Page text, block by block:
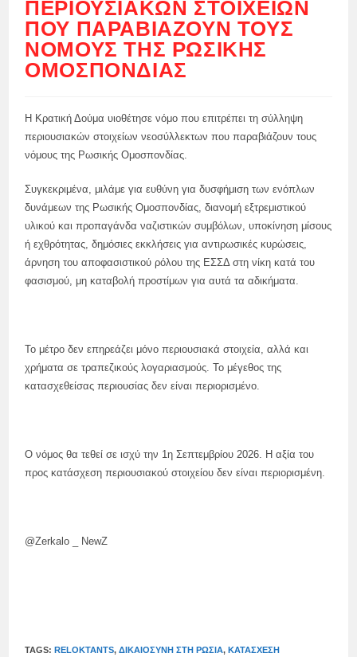
ΠΕΡΙΟΥΣΙΑΚΏΝ ΣΤΟΙΧΕΊΩΝ
ΠΟΥ ΠΑΡΑΒΙΆΖΟΥΝ ΤΟΥΣ
ΝΌΜΟΥΣ ΤΗΣ ΡΩΣΙΚΉΣ
ΟΜΟΣΠΟΝΔΊΑΣ
Η Κρατική Δούμα υιοθέτησε νόμο που επιτρέπει τη σύλληψη
περιουσιακών στοιχείων νεοσύλλεκτων που παραβιάζουν τους
νόμους της Ρωσικής Ομοσπονδίας.
Συγκεκριμένα, μιλάμε για ευθύνη για δυσφήμιση των ενόπλων
δυνάμεων της Ρωσικής Ομοσπονδίας, διανομή εξτρεμιστικού
υλικού και προπαγάνδα ναζιστικών συμβόλων, υποκίνηση μίσους
ή εχθρότητας, δημόσιες εκκλήσεις για αντιρωσικές κυρώσεις,
άρνηση του αποφασιστικού ρόλου της ΕΣΣΔ στη νίκη κατά του
φασισμού, μη καταβολή προστίμων για αυτά τα αδικήματα.
Το μέτρο δεν επηρεάζει μόνο περιουσιακά στοιχεία, αλλά και
χρήματα σε τραπεζικούς λογαριασμούς. Το μέγεθος της
κατασχεθείσας περιουσίας δεν είναι περιορισμένο.
Ο νόμος θα τεθεί σε ισχύ την 1η Σεπτεμβρίου 2026. Η αξία του
προς κατάσχεση περιουσιακού στοιχείου δεν είναι περιορισμένη.
@Zerkalo _ NewZ
TAGS:RELOKTANTS, ΔΙΚΑΙΟΣΎΝΗ ΣΤΗ ΡΩΣΊΑ, ΚΑΤΆΣΧΕΣΗ